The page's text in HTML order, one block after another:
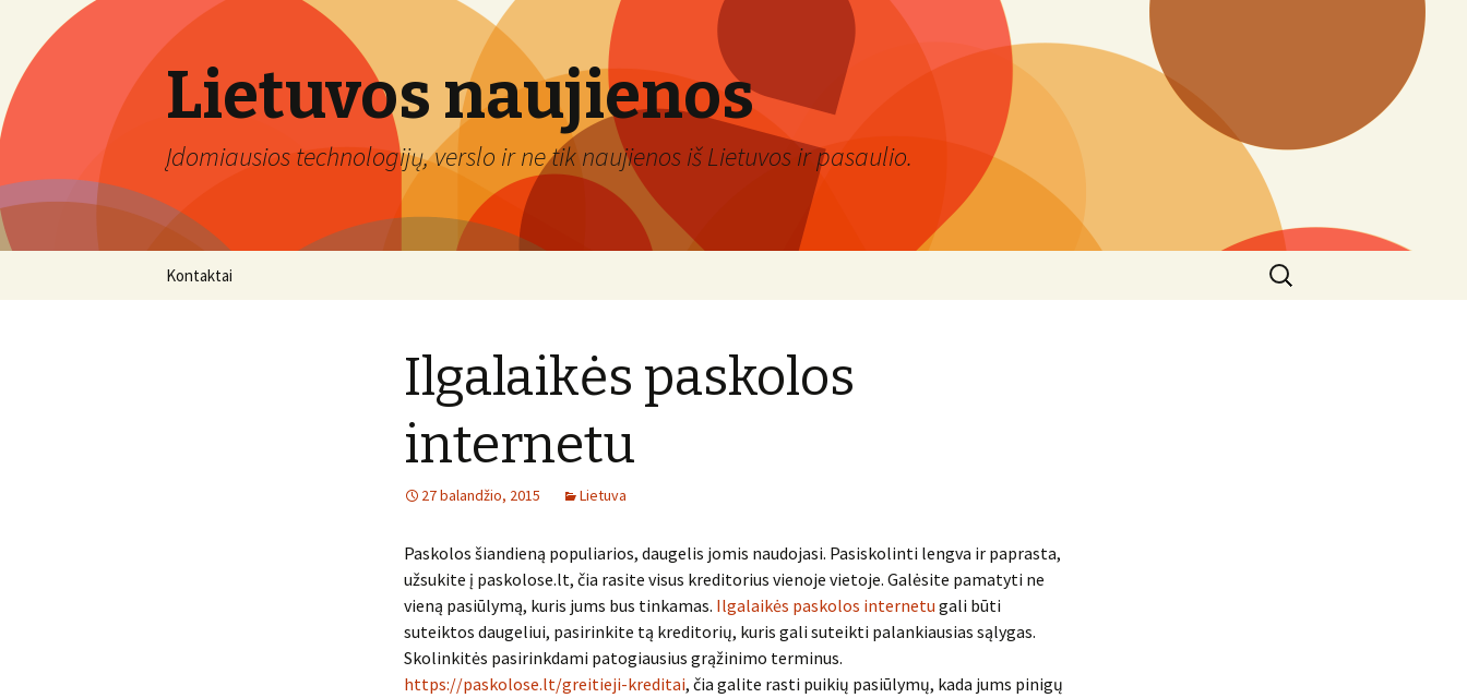
Lietuvos naujienos
Įdomiausios technologijų, verslo ir ne tik naujienos iš Lietuvos ir pasaulio.
Kontaktai
Ieškoti:
Ilgalaikės paskolos
internetu
27 balandžio, 2015 Lietuva
Paskolos šiandieną populiarios, daugelis jomis naudojasi. Pasiskolinti lengva ir paprasta,
užsukite į paskolose.lt, čia rasite visus kreditorius vienoje vietoje. Galėsite pamatyti ne
vieną pasiūlymą, kuris jums bus tinkamas. Ilgalaikės paskolos internetu gali būti
suteiktos daugeliui, pasirinkite tą kreditorių, kuris gali suteikti palankiausias sąlygas.
Skolinkitės pasirinkdami patogiausius grąžinimo terminus.
https://paskolose.lt/greitieji-kreditai, čia galite rasti puikių pasiūlymų, kada jums pinigų